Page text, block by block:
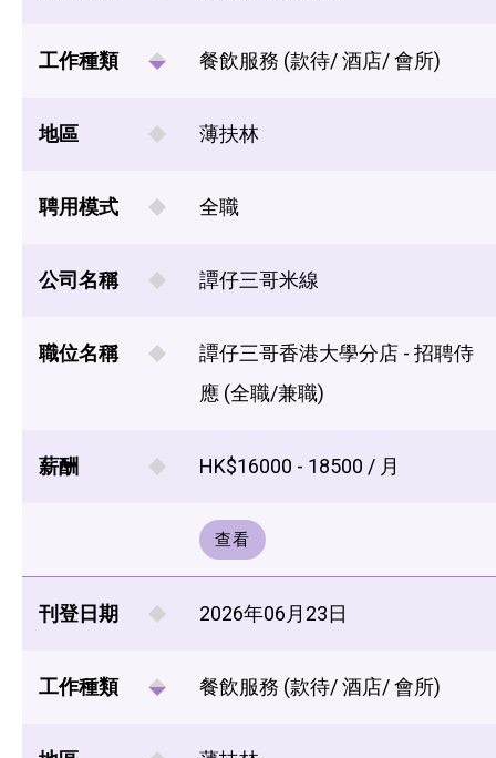
工作種類 餐飲服務 (款待/ 酒店/ 會所)
地區 薄扶林
聘用模式 全職
公司名稱 譚仔三哥米線
職位名稱
譚仔三哥香港大學分店 - 招聘侍
應 (全職/兼職)
薪酬 HK$16000 - 18500 / 月
查看
刊登日期 2026年06月23日
工作種類 餐飲服務 (款待/ 酒店/ 會所)